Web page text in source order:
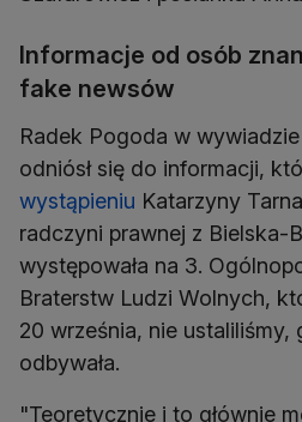
Informacje od osób
fake newsów
Radek Pogoda w
odniósł się do informacji,
wystąpieniu Katarzyny
radczyni prawnej z Bielska-
występowała na 3.
Braterstw Ludzi Wolnych,
20 września, nie ustaliliśmy,
odbywała.
"Teoretycznie i to głównie